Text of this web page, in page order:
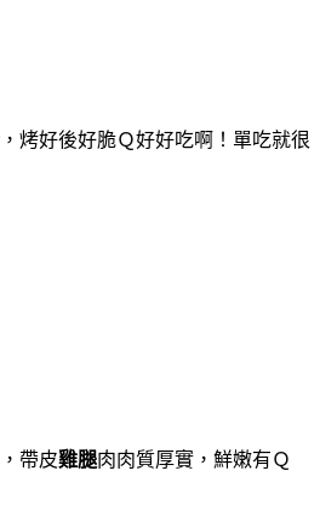
，烤好後好脆Ｑ好好吃啊！ 單吃就很
帶皮雞腿肉肉質厚實，鮮嫩有Ｑ